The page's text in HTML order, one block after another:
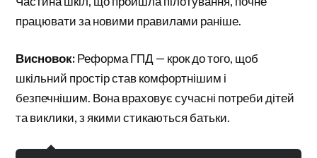
працювати за новими правилами раніше.
Висновок:Реформа ГПД — крок до того, щоб
шкільний простір став комфортнішим і
безпечнішим. Вона враховує сучасні потреби дітей
та виклики, з якими стикаються батьки.